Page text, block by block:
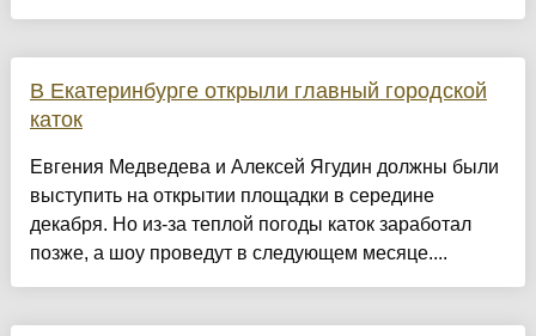
В Екатеринбурге открыли главный городской
каток
Евгения Медведева и Алексей Ягудин должны были
выступить на открытии площадки в середине
декабря. Но из-за теплой погоды каток заработал
позже, а шоу проведут в следующем месяце....